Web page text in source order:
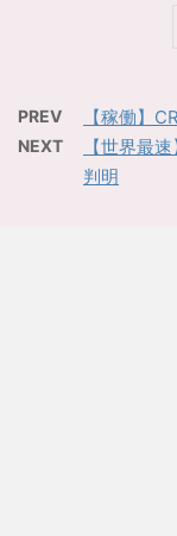
PREV 【稼働】
NEXT
【世界最
判明